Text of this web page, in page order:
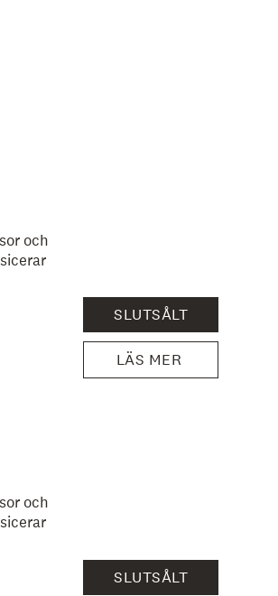
och
SLUTSÅLT
LÄS MER
och
SLUTSÅLT